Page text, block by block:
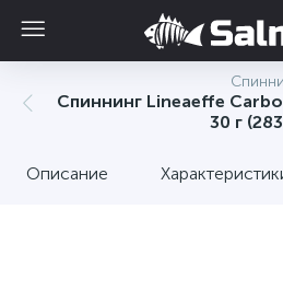
Спиннинг Lineaeffe
30 г
Описание